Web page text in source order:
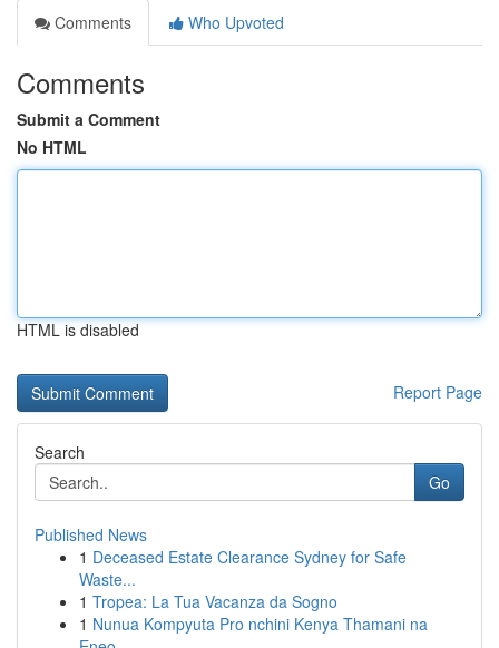
Comments
Who Upvoted
Comments
Submit a Comment
No HTML
HTML is disabled
Report Page
Search
Go
Published News
1 Deceased Estate Clearance Sydney for Safe
Waste...
1 Tropea: La Tua Vacanza da Sogno
1 Nunua Kompyuta Pro nchini Kenya Thamani na